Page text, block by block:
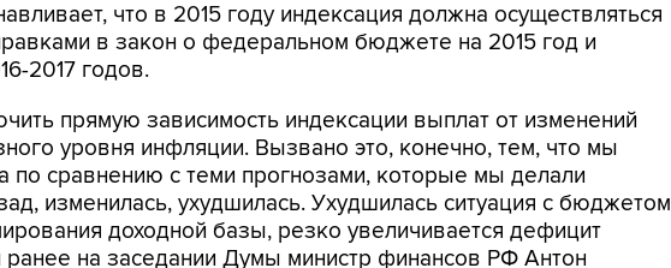
что в 2015 году индексация должна осуществляться
в закон о федеральном бюджете на 2015 год и
2017 годов.
прямую зависимость индексации выплат от изменений
уровня инфляции. Вызвано это, конечно, тем, что мы
по сравнению с теми прогнозами, которые мы делали
изменилась, ухудшилась. Ухудшилась ситуация с бюджетом
доходной базы, резко увеличивается дефицит
на заседании Думы министр финансов РФ Антон